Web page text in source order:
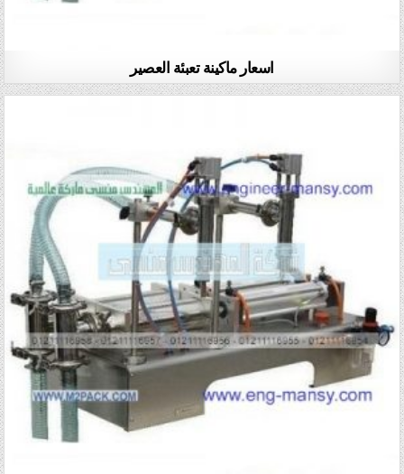
اسعار ماكينة تعبئة العصير